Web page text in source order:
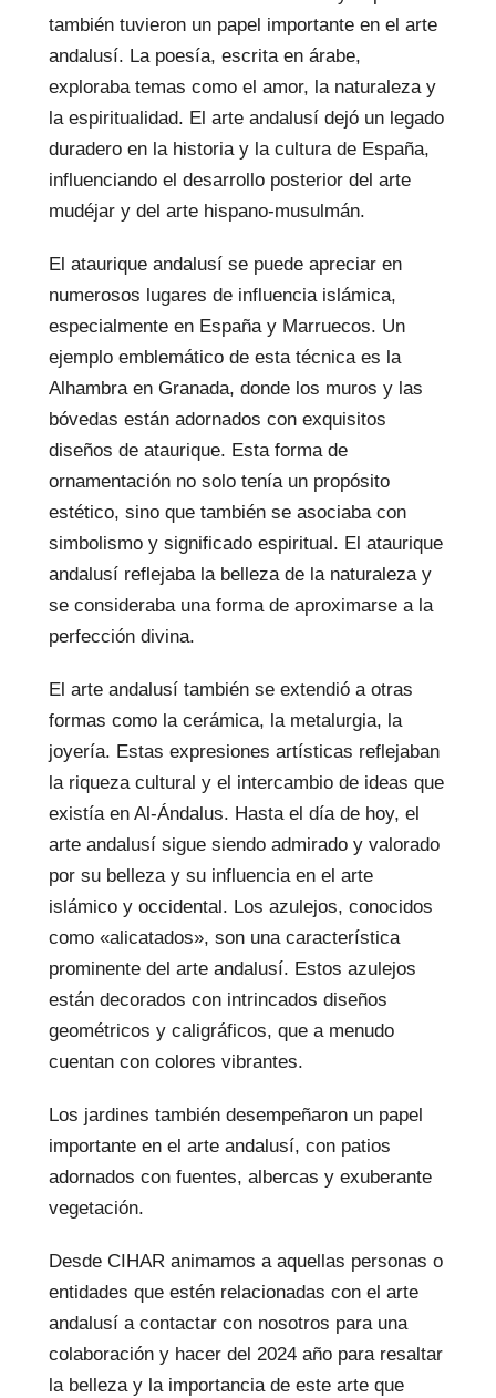
también tuvieron un papel importante en el arte
andalusí. La poesía, escrita en árabe,
exploraba temas como el amor, la naturaleza y
la espiritualidad. El arte andalusí dejó un legado
duradero en la historia y la cultura de España,
influenciando el desarrollo posterior del arte
mudéjar y del arte hispano-musulmán.
El ataurique andalusí se puede apreciar en
numerosos lugares de influencia islámica,
especialmente en España y Marruecos. Un
ejemplo emblemático de esta técnica es la
Alhambra en Granada, donde los muros y las
bóvedas están adornados con exquisitos
diseños de ataurique. Esta forma de
ornamentación no solo tenía un propósito
estético, sino que también se asociaba con
simbolismo y significado espiritual. El ataurique
andalusí reflejaba la belleza de la naturaleza y
se consideraba una forma de aproximarse a la
perfección divina.
El arte andalusí también se extendió a otras
formas como la cerámica, la metalurgia, la
joyería. Estas expresiones artísticas reflejaban
la riqueza cultural y el intercambio de ideas que
existía en Al-Ándalus. Hasta el día de hoy, el
arte andalusí sigue siendo admirado y valorado
por su belleza y su influencia en el arte
islámico y occidental. Los azulejos, conocidos
como «alicatados», son una característica
prominente del arte andalusí. Estos azulejos
están decorados con intrincados diseños
geométricos y caligráficos, que a menudo
cuentan con colores vibrantes.
Los jardines también desempeñaron un papel
importante en el arte andalusí, con patios
adornados con fuentes, albercas y exuberante
vegetación.
Desde CIHAR animamos a aquellas personas o
entidades que estén relacionadas con el arte
andalusí a contactar con nosotros para una
colaboración y hacer del 2024 año para resaltar
la belleza y la importancia de este arte que